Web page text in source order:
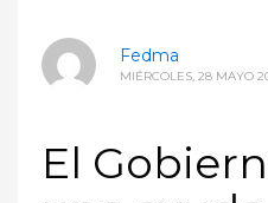
Fedma
MIÉRCOLES, 28 MAYO
El